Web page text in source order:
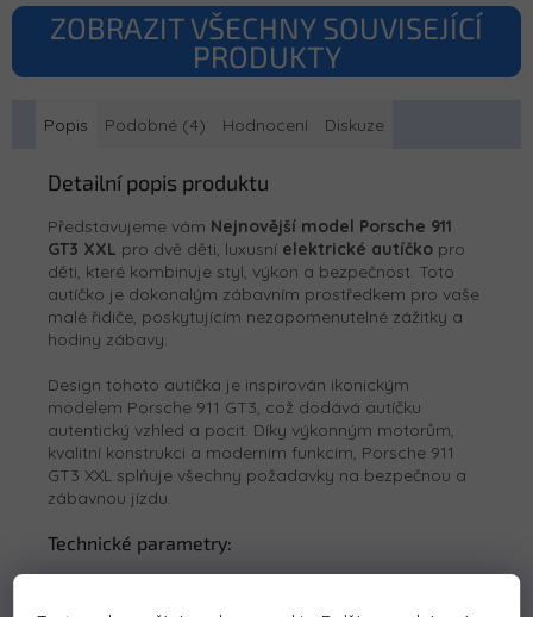
ZOBRAZIT VŠECHNY SOUVISEJÍCÍ
PRODUKTY
Popis Podobné (4) Hodnocení Diskuze
Detailní popis produktu
Představujeme vám Nejnovější model Porsche 911
GT3 XXL pro dvě děti, luxusní elektrické autíčko pro
děti, které kombinuje styl, výkon a bezpečnost. Toto
autíčko je dokonalým zábavním prostředkem pro vaše
malé řidiče, poskytujícím nezapomenutelné zážitky a
hodiny zábavy.
Design tohoto autíčka je inspirován ikonickým
modelem Porsche 911 GT3, což dodává autíčku
autentický vzhled a pocit. Díky výkonným motorům,
kvalitní konstrukci a moderním funkcím, Porsche 911
GT3 XXL splňuje všechny požadavky na bezpečnou a
zábavnou jízdu.
Technické parametry: